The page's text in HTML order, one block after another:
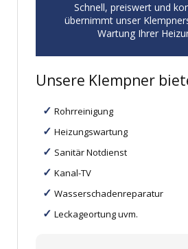
Schnell, preiswert und
übernimmt unser
Wartung Ihrer
Unsere Klempner
Rohrreinigung
Heizungswartung
Sanitär Notdienst
Kanal-TV
Wasserschadenreparatur
Leckageortung uvm.